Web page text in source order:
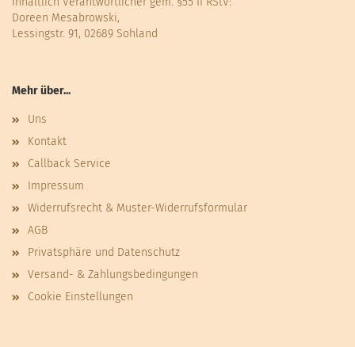
Doreen Mesabrowski,
Lessingstr. 91, 02689 Sohland
Mehr über...
Uns
Kontakt
Callback Service
Impressum
Widerrufsrecht & Muster-Widerrufsformular
AGB
Privatsphäre und Datenschutz
Versand- & Zahlungsbedingungen
Cookie Einstellungen